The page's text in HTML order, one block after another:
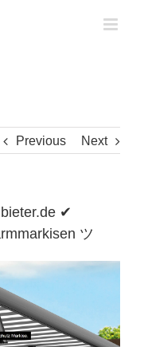
Previous Next
✔
ツ